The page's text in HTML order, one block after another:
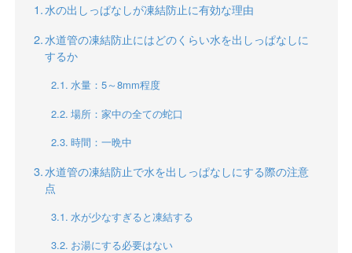
水の出しっぱなしが凍結防止に有効な理由
水道管の凍結防止にはどのくらい水を出しっぱなしに
するか
水量：5～8mm程度
場所：家中の全ての蛇口
時間：一晩中
水道管の凍結防止で水を出しっぱなしにする際の注意
点
水が少なすぎると凍結する
お湯にする必要はない